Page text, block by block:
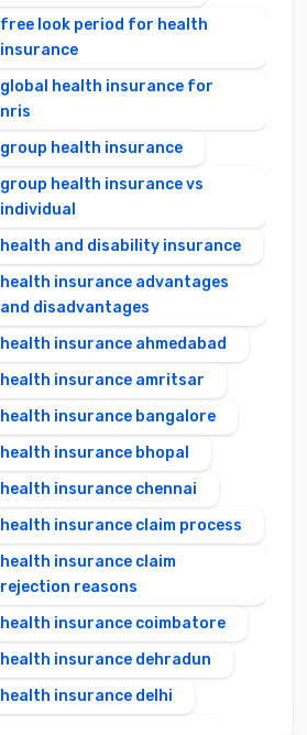
free look period for health
insurance
global health insurance for
nris
group health insurance
group health insurance vs
individual
health and disability insurance
health insurance advantages
and disadvantages
health insurance ahmedabad
health insurance amritsar
health insurance bangalore
health insurance bhopal
health insurance chennai
health insurance claim process
health insurance claim
rejection reasons
health insurance coimbatore
health insurance dehradun
health insurance delhi